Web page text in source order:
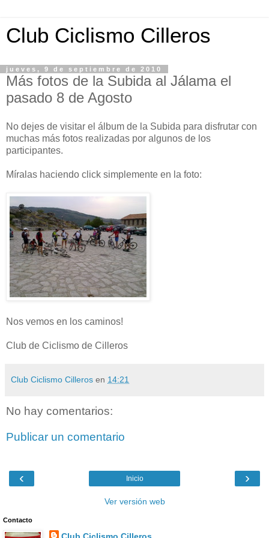
Club Ciclismo Cilleros
jueves, 9 de septiembre de 2010
Más fotos de la Subida al Jálama el
pasado 8 de Agosto
No dejes de visitar el álbum de la Subida para disfrutar con
muchas más fotos realizadas por algunos de los
participantes.
Míralas haciendo click simplemente en la foto:
Nos vemos en los caminos!
Club de Ciclismo de Cilleros
Club Ciclismo Cilleros en 14:21
No hay comentarios:
Publicar un comentario
‹ ›
Inicio
Ver versión web
Contacto
Club Ciclismo Cilleros